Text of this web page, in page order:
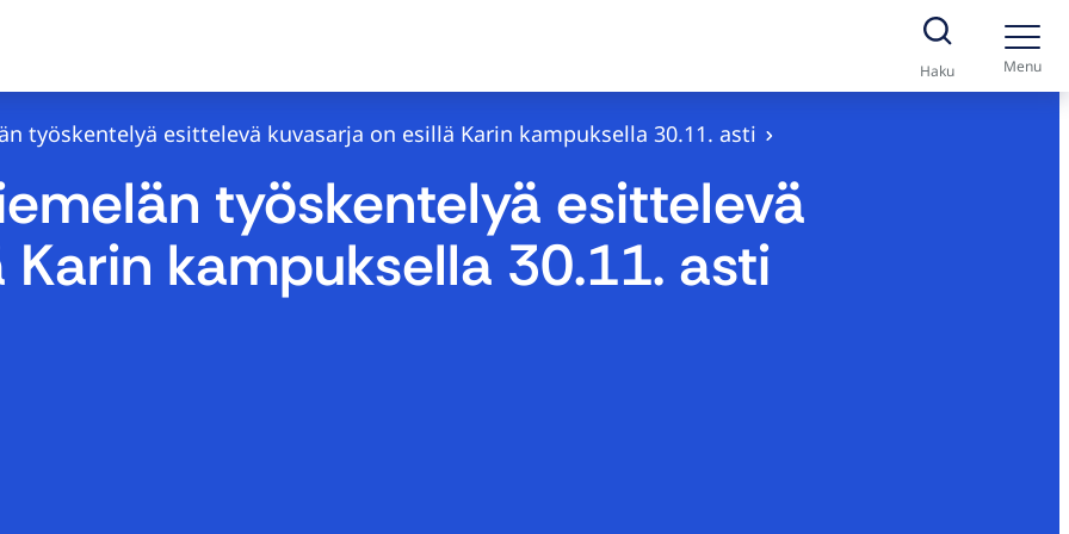
Haku Menu
työskentelyä esittelevä kuvasarja on esillä Karin kampuksella 30.11. asti
työskentelyä esittelevä
kampuksella 30.11. asti